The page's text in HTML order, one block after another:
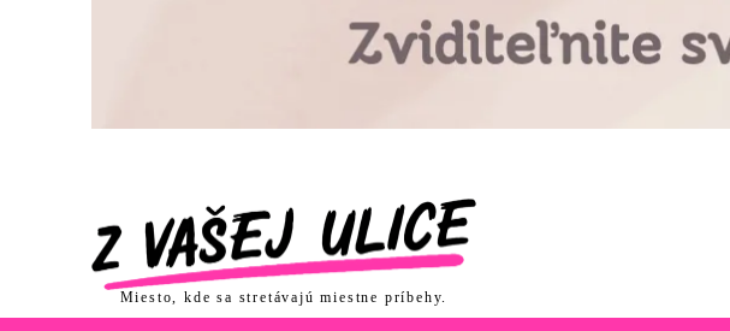
Miesto, kde sa stretávajú miestne príbehy.